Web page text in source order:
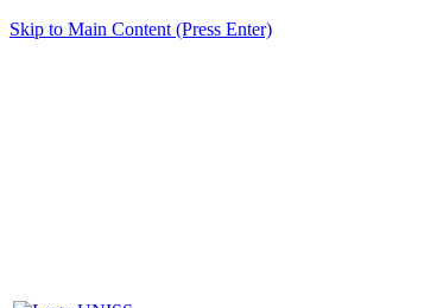
Skip to Main Content (Press Enter)